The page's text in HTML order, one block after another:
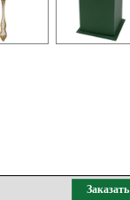
Заказать